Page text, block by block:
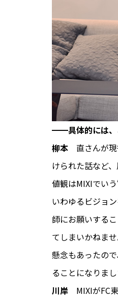
━━具体的には、
柳本 直さんが
けられた話など
値観はMIXIでい
いわゆるビジョ
師にお願いする
てしまいかねま
懸念もあったの
ることになりまし
川岸 MIXIがFC